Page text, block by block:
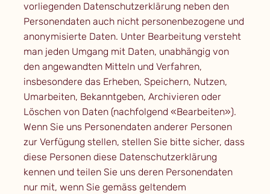
vorliegenden Datenschutzerklärung neben den
Personendaten auch nicht personenbezogene und
anonymisierte Daten. Unter Bearbeitung versteht
man jeden Umgang mit Daten, unabhängig von
den angewandten Mitteln und Verfahren,
insbesondere das Erheben, Speichern, Nutzen,
Umarbeiten, Bekanntgeben, Archivieren oder
Löschen von Daten (nachfolgend «Bearbeiten»).
Wenn Sie uns Personendaten anderer Personen
zur Verfügung stellen, stellen Sie bitte sicher, dass
diese Personen diese Datenschutzerklärung
kennen und teilen Sie uns deren Personendaten
nur mit, wenn Sie gemäss geltendem